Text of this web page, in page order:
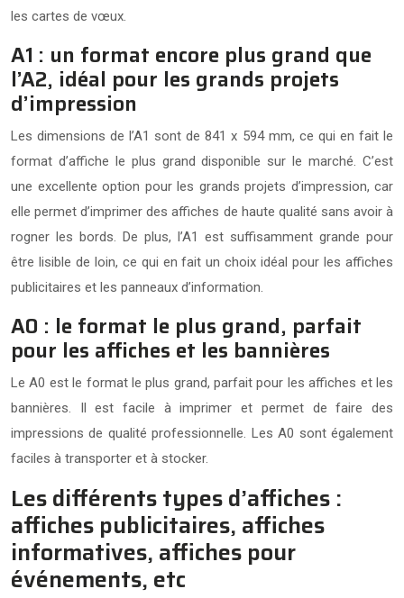
les cartes de vœux.
A1 : un format encore plus grand que
l’A2, idéal pour les grands projets
d’impression
Les dimensions de l’A1 sont de 841 x 594 mm, ce qui en fait le
format d’affiche le plus grand disponible sur le marché. C’est
une excellente option pour les grands projets d’impression, car
elle permet d’imprimer des affiches de haute qualité sans avoir à
rogner les bords. De plus, l’A1 est suffisamment grande pour
être lisible de loin, ce qui en fait un choix idéal pour les affiches
publicitaires et les panneaux d’information.
A0 : le format le plus grand, parfait
pour les affiches et les bannières
Le A0 est le format le plus grand, parfait pour les affiches et les
bannières. Il est facile à imprimer et permet de faire des
impressions de qualité professionnelle. Les A0 sont également
faciles à transporter et à stocker.
Les différents types d’affiches :
affiches publicitaires, affiches
informatives, affiches pour
événements, etc